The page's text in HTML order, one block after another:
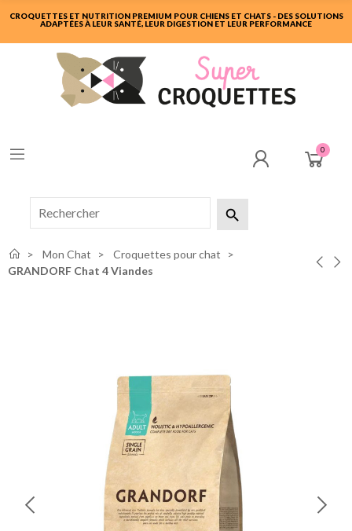
CROQUETTES ET NUTRITION PREMIUM POUR CHIENS ET CHATS - DES SOLUTIONS
ADAPTÉES À LEUR SANTÉ, LEUR DIGESTION ET LEUR PERFORMANCE
0

Mon Chat
Croquettes pour chat
GRANDORF Chat 4 Viandes